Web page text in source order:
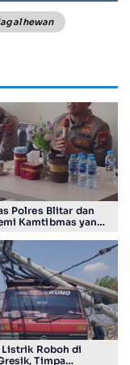
hewan
Polres Blitar dan
Kamtibmas yang
Listrik Roboh di
Timpa